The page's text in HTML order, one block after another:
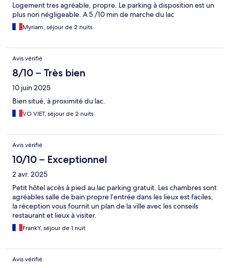
Logement tres agréable, propre. Le parking à disposition est un
plus non négligeable. A 5 /10 min de marche du lac
Myriam, séjour de 2 nuits
Avis vérifié
8/10 – Très bien
10 juin 2025
Bien situé, à proximité du lac.
VO VIET, séjour de 2 nuits
Avis vérifié
10/10 – Exceptionnel
2 avr. 2025
Petit hôtel accès à pied au lac parking gratuit. Les chambres sont
agréables salle de bain propre l’entrée dans les lieux est faciles,
la réception vous fournit un plan de la ville avec les conseils
restaurant et lieux à visiter.
FrankY, séjour de 1 nuit
Avis vérifié